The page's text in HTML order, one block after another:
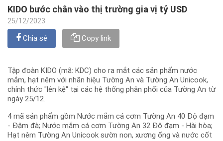
Cam kết của KIDO
Nhà sáng lập
Ngành bánh
Tin tức
Tin tức & sự kiện
Thông cáo báo chí của tập đoàn
Nhà đầu tư
Thông điệp
Thông tin cổ phần
Các công ty thành viên
Liên hệ
Giới thiệu
Nhu cầu tuyển dụng
KIDO bước chân vào thị trường gia vị tỷ USD
25/12/2023
Chia sẻ Copy link
Tập đoàn KIDO (mã: KDC) cho ra mắt các sản phẩm nước
mắm, hạt nêm với nhãn hiệu Tường An và Tường An Unicook,
chính thức "lên kệ" tại các hệ thống phân phối của Tường An từ
ngày 25/12.
4 mã sản phẩm gồm Nước mắm cá cơm Tường An 40 Độ đạm
- Đậm đà; Nước mắm cá cơm Tường An 32 Độ đạm - Hài hòa;
Hạt nêm Tường An Unicook sườn non, xương ống và nước cốt